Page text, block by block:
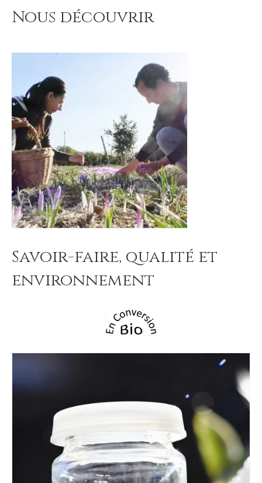
Nous découvrir
Savoir-faire, qualité et
environnement